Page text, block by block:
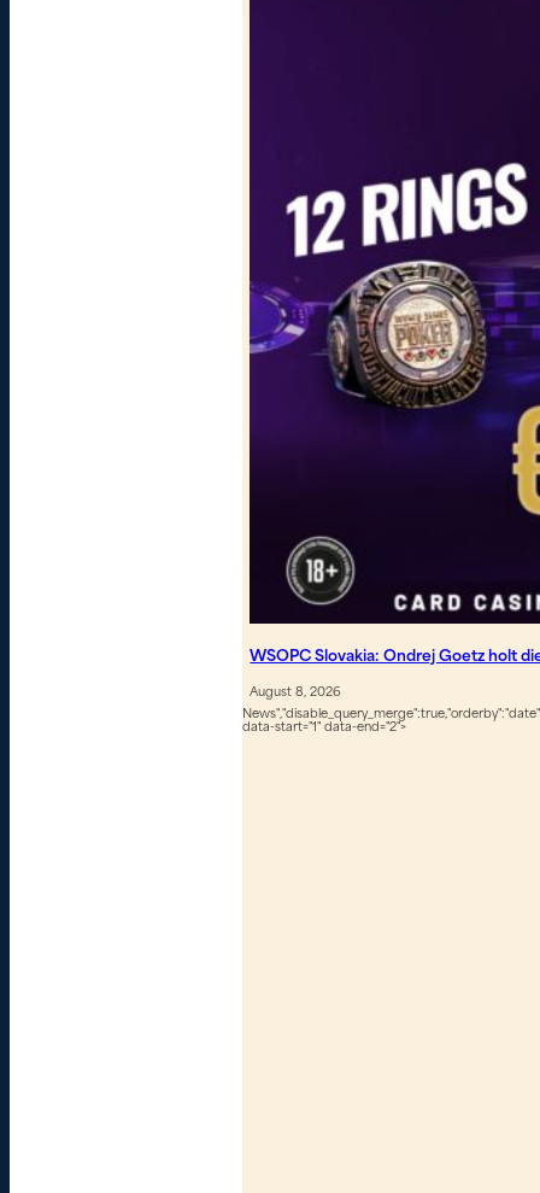
WSOPC Slovakia: Ondrej Goetz holt
August 8, 2026
data-start="1" data-end="2">